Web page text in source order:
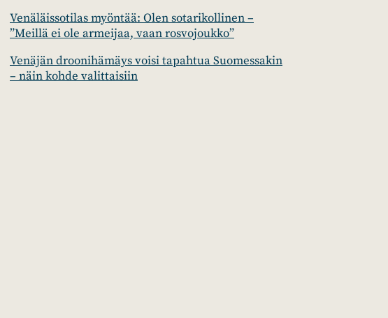
Venäläissotilas myöntää: Olen sotarikollinen –
”Meillä ei ole armeijaa, vaan rosvojoukko”
Venäjän droonihämäys voisi tapahtua Suomessakin
– näin kohde valittaisiin